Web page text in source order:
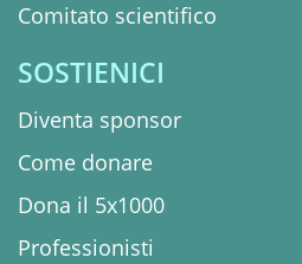
Comitato scientifico
SOSTIENICI
Diventa sponsor
Come donare
Dona il 5x1000
Professionisti